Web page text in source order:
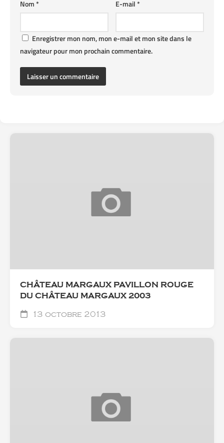
E-mail*
Nom*
Enregistrer mon nom, mon e-mail et mon site dans le
navigateur pour mon prochain commentaire.
CHÂTEAU MARGAUX PAVILLON ROUGE
DU CHÂTEAU MARGAUX 2003
13 octobre 2013